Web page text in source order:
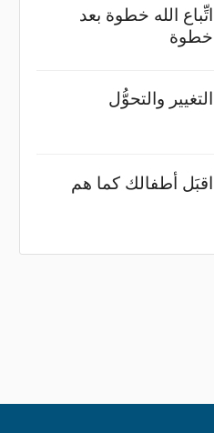
اتِّباع الله خطوة بعد
خطوة
التغيير والتحوُّل
اقبَل أطفالك كما هم